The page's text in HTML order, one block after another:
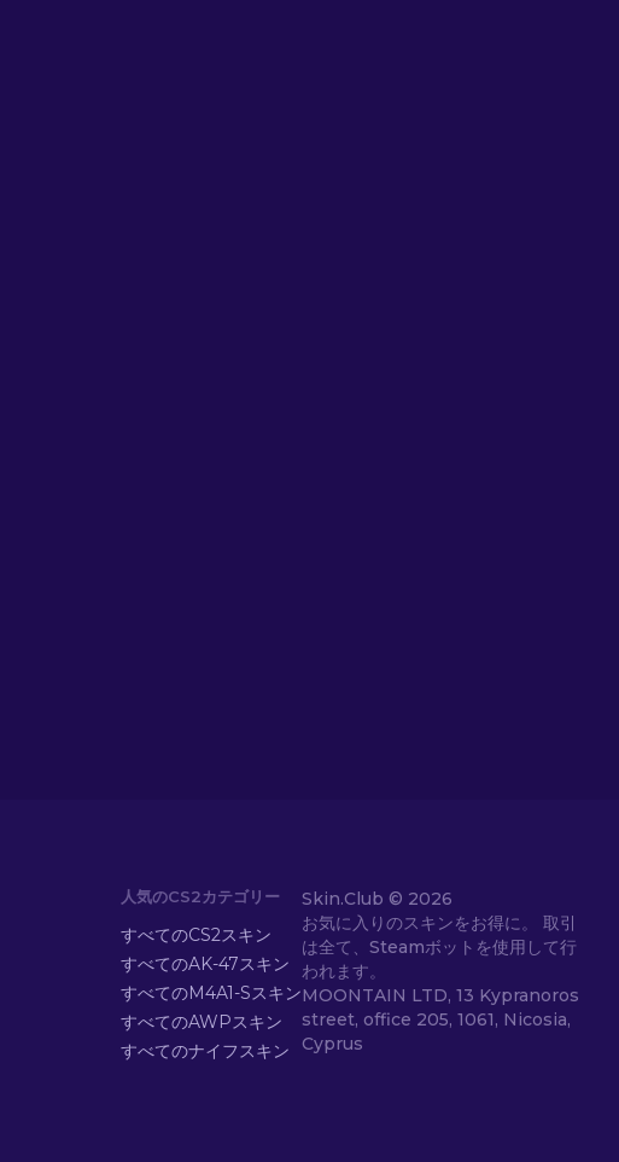
人気のCS2カテゴリー
すべてのCS2スキン
すべてのAK-47スキン
すべてのM4A1-Sスキン
すべてのAWPスキン
すべてのナイフスキン
Skin.Club © 2026
お気に入りのスキンをお得に。 取引
は全て、Steamボットを使用して行
われます。
MOONTAIN LTD, 13 Kypranoros
street, office 205, 1061, Nicosia,
Cyprus